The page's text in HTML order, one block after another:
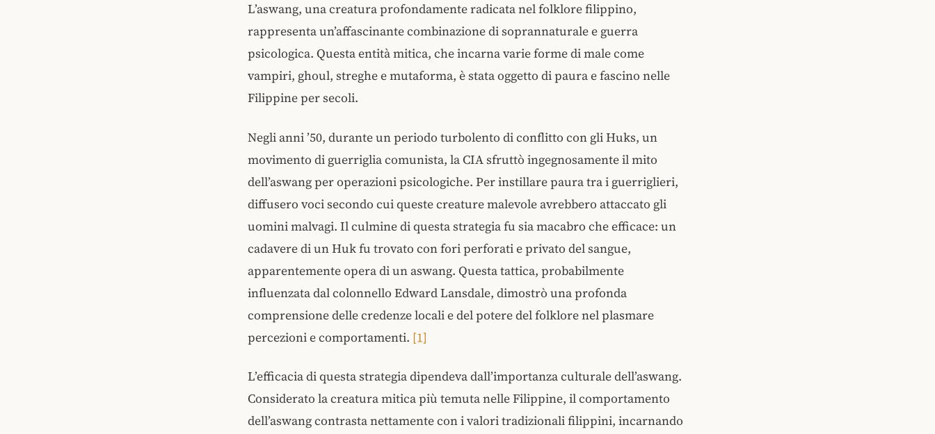
L’aswang, una creatura profondamente radicata nel folklore filippino,
rappresenta un’affascinante combinazione di soprannaturale e guerra
psicologica. Questa entità mitica, che incarna varie forme di male come
vampiri, ghoul, streghe e mutaforma, è stata oggetto di paura e fascino nelle
Filippine per secoli​​.
Negli anni ’50, durante un periodo turbolento di conflitto con gli Huks, un
movimento di guerriglia comunista, la CIA sfruttò ingegnosamente il mito
dell’aswang per operazioni psicologiche. Per instillare paura tra i guerriglieri,
diffusero voci secondo cui queste creature malevole avrebbero attaccato gli
uomini malvagi. Il culmine di questa strategia fu sia macabro che efficace: un
cadavere di un Huk fu trovato con fori perforati e privato del sangue,
apparentemente opera di un aswang. Questa tattica, probabilmente
influenzata dal colonnello Edward Lansdale, dimostrò una profonda
comprensione delle credenze locali e del potere del folklore nel plasmare
percezioni e comportamenti​​. [1]
L’efficacia di questa strategia dipendeva dall’importanza culturale dell’aswang.
Considerato la creatura mitica più temuta nelle Filippine, il comportamento
dell’aswang contrasta nettamente con i valori tradizionali filippini, incarnando